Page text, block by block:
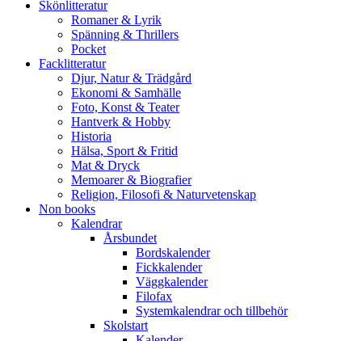
Skönlitteratur
Romaner & Lyrik
Spänning & Thrillers
Pocket
Facklitteratur
Djur, Natur & Trädgård
Ekonomi & Samhälle
Foto, Konst & Teater
Hantverk & Hobby
Historia
Hälsa, Sport & Fritid
Mat & Dryck
Memoarer & Biografier
Religion, Filosofi & Naturvetenskap
Non books
Kalendrar
Årsbundet
Bordskalender
Fickkalender
Väggkalender
Filofax
Systemkalendrar och tillbehör
Skolstart